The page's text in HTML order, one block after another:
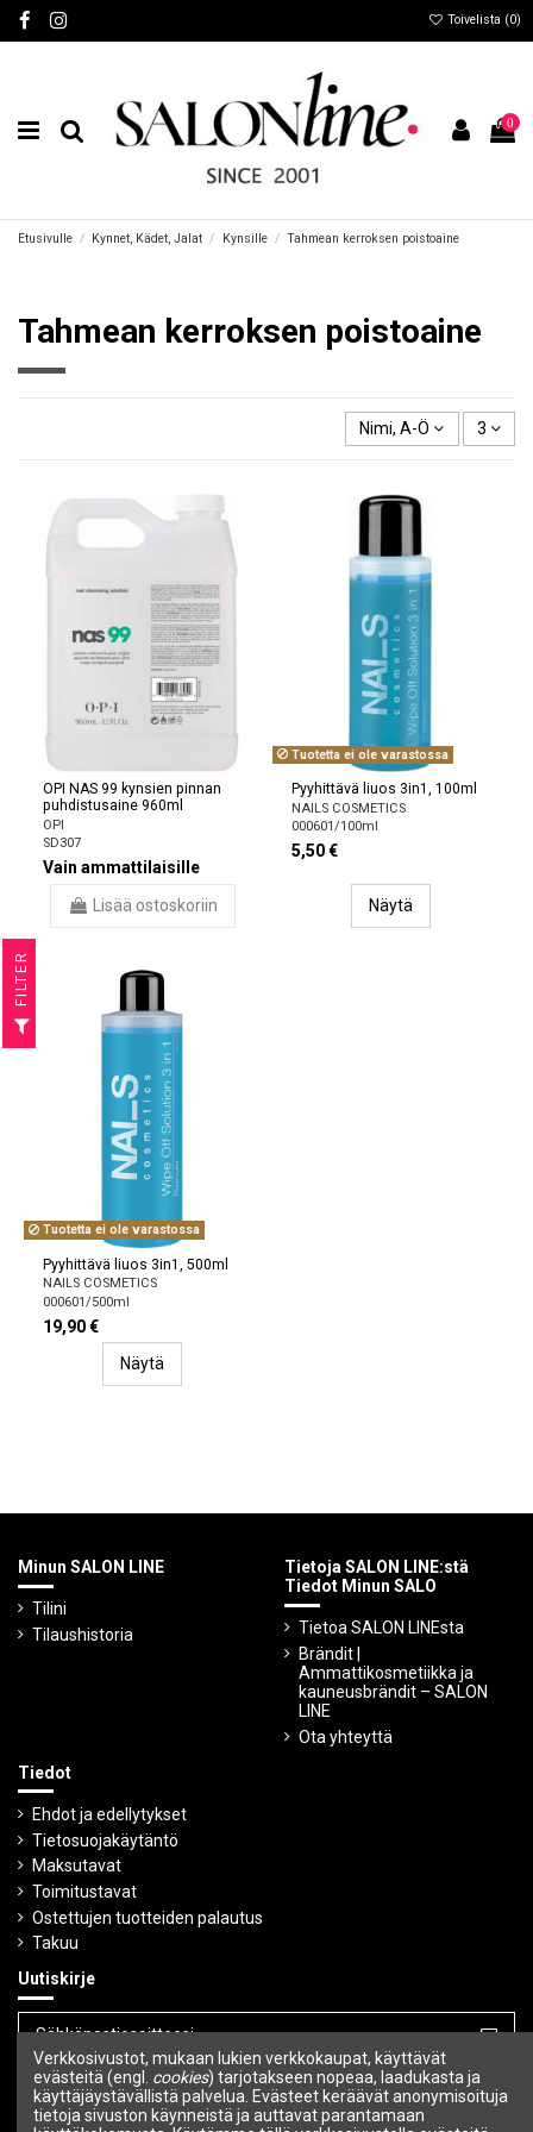
Toivelista (0)
0
Etusivulle Kynnet, Kädet, Jalat Kynsille Tahmean kerroksen poistoaine
Tahmean kerroksen poistoaine
Nimi, A-Ö 3
OPI NAS 99 kynsien pinnan
puhdistusaine 960ml
OPI
SD307
Vain ammattilaisille
Lisää ostoskoriin
Tuotetta ei ole varastossa
Pyyhittävä liuos 3in1, 100ml
NAILS COSMETICS
000601/100ml
5,50 €
Näytä
Tuotetta ei ole varastossa
Pyyhittävä liuos 3in1, 500ml
NAILS COSMETICS
000601/500ml
19,90 €
Näytä
Minun SALON LINE
Tilini
Tilaushistoria
Tietoja SALON LINE:stä
Tiedot Minun SALO
Tietoa SALON LINEsta
Brändit |
Ammattikosmetiikka ja
kauneusbrändit – SALON
LINE
Ota yhteyttä
Tiedot
Ehdot ja edellytykset
Tietosuojakäytäntö
Maksutavat
Toimitustavat
Ostettujen tuotteiden palautus
Takuu
Uutiskirje
Voit peruuttaa tilauksen milloin tahansa.
Seuraa meitä
Verkkosivustot, mukaan lukien verkkokaupat, käyttävät
evästeitä (engl. cookies) tarjotakseen nopeaa, laadukasta ja
käyttäjäystävällistä palvelua. Evästeet keräävät anonymisoituja
tietoja sivuston käynneistä ja auttavat parantamaan
R